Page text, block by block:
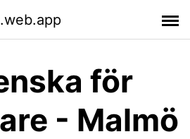
för
- Malmö